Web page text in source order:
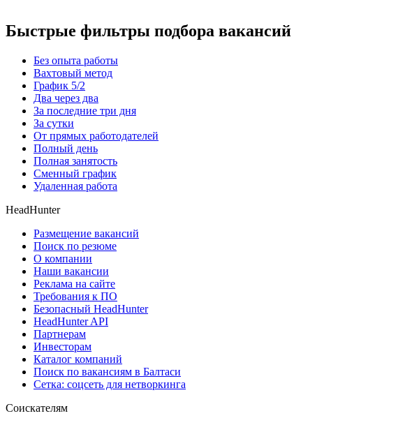
Быстрые фильтры подбора вакансий
Без опыта работы
Вахтовый метод
График 5/2
Два через два
За последние три дня
За сутки
От прямых работодателей
Полный день
Полная занятость
Сменный график
Удаленная работа
HeadHunter
Размещение вакансий
Поиск по резюме
О компании
Наши вакансии
Реклама на сайте
Требования к ПО
Безопасный HeadHunter
HeadHunter API
Партнерам
Инвесторам
Каталог компаний
Поиск по вакансиям в Балтаси
Сетка: соцсеть для нетворкинга
Соискателям